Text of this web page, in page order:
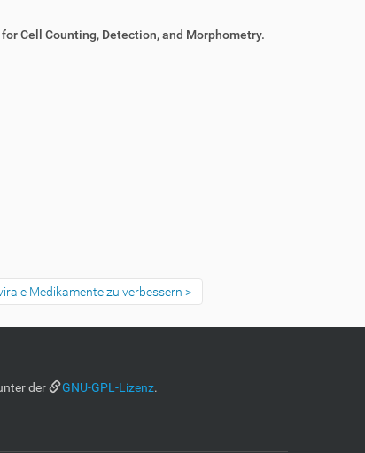
for Cell Counting, Detection, and Morphometry.
Medikamente zu verbessern
der GNU-GPL-Lizenz.